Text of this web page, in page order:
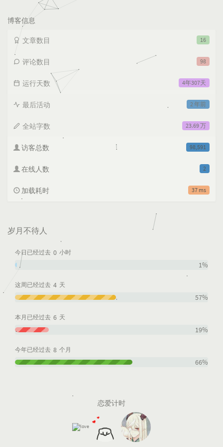
次
博客信息
16
文章数目
98
评论数目
4年307天
运行天数
2 年前
最后活动
23.69 万
全站字数
98,591
访客总数
2
在线人数
37 ms
加载耗时
岁月不待人
今日已经过去 0 小时
1%
这周已经过去 4 天
57%
本月已经过去 6 天
19%
今年已经过去 8 个月
66%
恋爱计时